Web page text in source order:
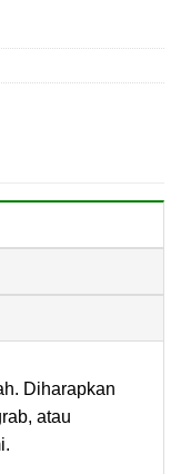
Diharapkan
atau